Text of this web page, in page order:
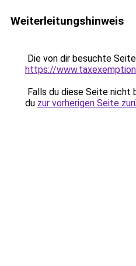
Weiterleitungshinweis
Die von dir besuchte
https://
Falls du diese Seite nicht
du zur vorherigen Seite